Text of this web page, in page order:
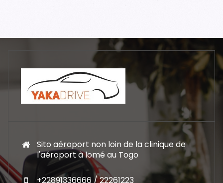
Sito aéroport non loin de la clinique de
l'aéroport à lomé au Togo
+22891336666 / 22261223